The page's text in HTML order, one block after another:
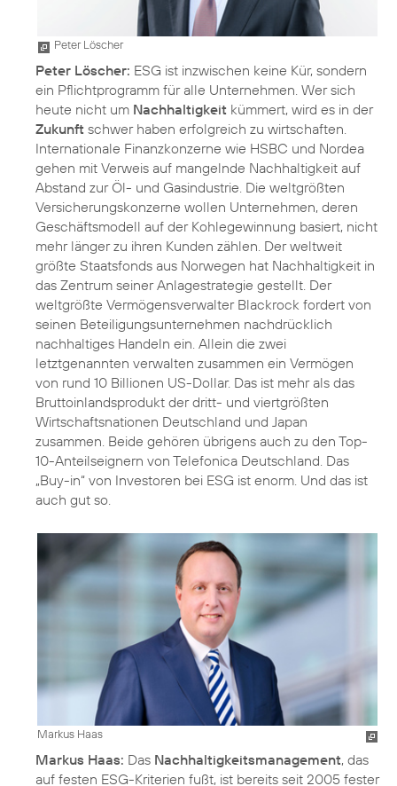
Peter Löscher
Peter Löscher: ESG ist inzwischen keine Kür, sondern
ein Pflichtprogramm für alle Unternehmen. Wer sich
heute nicht um Nachhaltigkeit kümmert, wird es in der
Zukunft schwer haben erfolgreich zu wirtschaften.
Internationale Finanzkonzerne wie HSBC und Nordea
gehen mit Verweis auf mangelnde Nachhaltigkeit auf
Abstand zur Öl- und Gasindustrie. Die weltgrößten
Versicherungskonzerne wollen Unternehmen, deren
Geschäftsmodell auf der Kohlegewinnung basiert, nicht
mehr länger zu ihren Kunden zählen. Der weltweit
größte Staatsfonds aus Norwegen hat Nachhaltigkeit in
das Zentrum seiner Anlagestrategie gestellt. Der
weltgrößte Vermögensverwalter Blackrock fordert von
seinen Beteiligungsunternehmen nachdrücklich
nachhaltiges Handeln ein. Allein die zwei
letztgenannten verwalten zusammen ein Vermögen
von rund 10 Billionen US-Dollar. Das ist mehr als das
Bruttoinlandsprodukt der dritt- und viertgrößten
Wirtschaftsnationen Deutschland und Japan
zusammen. Beide gehören übrigens auch zu den Top-
10-Anteilseignern von Telefonica Deutschland. Das
„Buy-in“ von Investoren bei ESG ist enorm. Und das ist
auch gut so.
Markus Haas
Markus Haas: Das Nachhaltigkeitsmanagement, das
auf festen ESG-Kriterien fußt, ist bereits seit 2005 fester